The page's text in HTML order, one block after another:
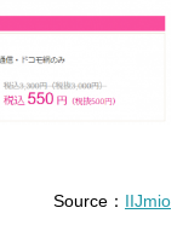
Source： IIJmio